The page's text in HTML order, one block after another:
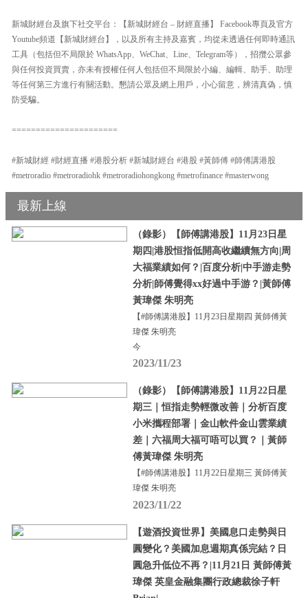
新城財經台及旗下社交平台：【新城財經台 – 財經直播】 Facebook專頁及官方
Youtube頻道【新城財經台】，以及所有主持及嘉賓，均從未透過任何即時通訊
工具（包括但不局限於 WhatsApp、WeChat、Line、Telegram等），招攬公眾參
與任何投資買賣，亦未有授權任何人包括但不局限於小編、編輯、助手、助理
等任何第三方進行有關活動。懇請公眾及網上用戶，小心留意，辨清真偽，慎
防受騙。
======================
#新城財經 #財經直播 #港股分析 #新城財經台 #港股 #黃師傅 #師傅講港股
#metroradio #metroradiohk #metroradiohongkong #metrofinance #masterwong
最新上線
（錄影）【師傅講港股】11月23日星
期四|港股恒指低開高收繼續無方向|周
大福業績如何？|百度分析|中手游走勢
分析|師傅覺得xx好過中手游？|黃師傅
黃瑋傑 朱明亮
【#師傅講港股】11月23日星期四 黃師傅黃
瑋傑 朱明亮
今
2023/11/23
（錄影）【師傅講港股】11月22日星
期三｜恒指走勢輕微改善｜分析百度
小米攜程部署｜金山軟件金山雲業績
差｜六福周大福可唔可以買？｜黃師
傅黃瑋傑 朱明亮
【#師傅講港股】11月22日星期三 黃師傅黃
瑋傑 朱明亮
2023/11/22
【遊酒投資世界】美國息口走勢與日
圓變化？美國加息週期真係完結？日
圓急升低位不再？|11月21日 黃師傅黃
瑋傑 英皇金融集團行政總裁徐子軒